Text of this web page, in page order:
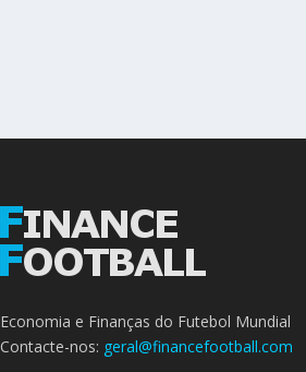
Economia e Finanças do Futebol Mundial
Contacte-nos: geral@financefootball.com